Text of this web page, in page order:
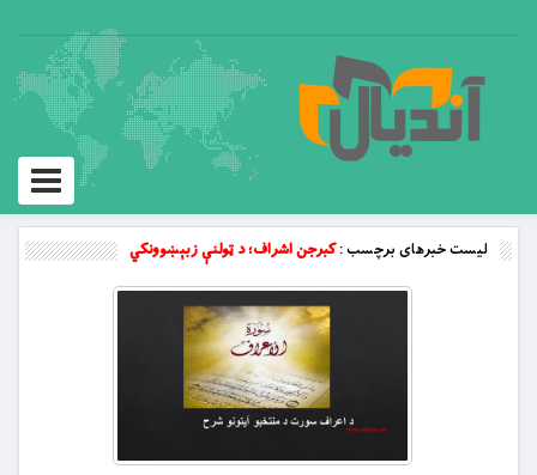
Toggle
لیست خبرهای برچسب :کبرجن اشراف؛ د ټولنې زبېښوونکي